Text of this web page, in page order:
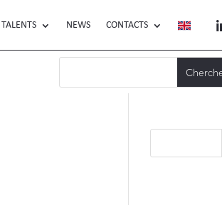
TALENTS NEWS CONTACTS